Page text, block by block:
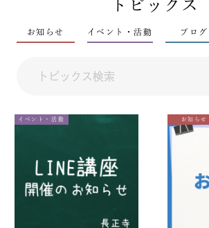
トピックス
お知らせ イベント・活動 ブログ
イベント・活動 お知らせ